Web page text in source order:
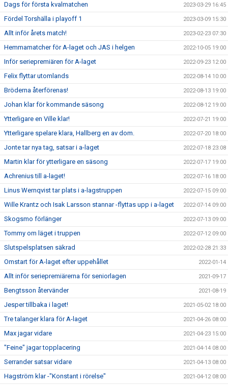
Dags för första kvalmatchen 2023-03-29 16:45
Fördel Torshälla i playoff 1 2023-03-09 15:30
Allt inför årets match! 2023-02-23 07:30
Hemmamatcher för A-laget och JAS i helgen 2022-10-05 19:00
Inför seriepremiären för A-laget 2022-09-23 12:00
Felix flyttar utomlands 2022-08-14 10:00
Bröderna återförenas! 2022-08-13 19:00
Johan klar för kommande säsong 2022-08-12 19:00
Ytterligare en Ville klar! 2022-07-21 19:00
Ytterligare spelare klara, Hallberg en av dom. 2022-07-20 18:00
Jonte tar nya tag, satsar i a-laget 2022-07-18 23:08
Martin klar för ytterligare en säsong 2022-07-17 19:00
Achrenius till a-laget! 2022-07-16 18:00
Linus Wernqvist tar plats i a-lagstruppen 2022-07-15 09:00
Wille Krantz och Isak Larsson stannar -flyttas upp i a-laget 2022-07-14 09:00
Skogsmo förlänger 2022-07-13 09:00
Tommy om läget i truppen 2022-07-12 09:00
Slutspelsplatsen säkrad 2022-02-28 21:33
Omstart för A-laget efter uppehållet 2022-01-14
Allt inför seriepremiärerna för seniorlagen 2021-09-17
Bengtsson återvänder 2021-08-19
Jesper tillbaka i laget! 2021-05-02 18:00
Tre talanger klara för A-laget 2021-04-26 08:00
Max jagar vidare 2021-04-23 15:00
"Feine" jagar topplacering 2021-04-14 08:00
Serrander satsar vidare 2021-04-13 08:00
Hagström klar -"Konstant i rörelse" 2021-04-12 08:00